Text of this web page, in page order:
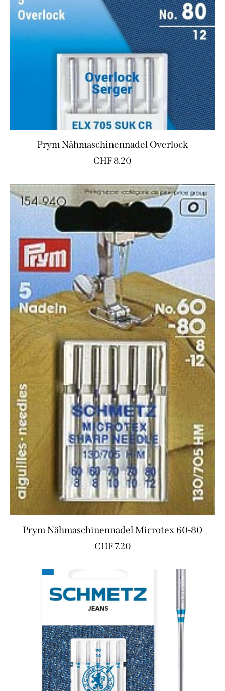
Prym Nähmaschinennadel Overlock
CHF8.20
Prym Nähmaschinennadel Microtex 60-80
CHF7.20